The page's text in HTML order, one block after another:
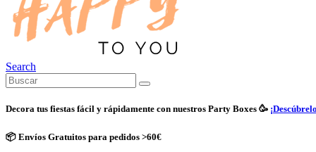
Search
Decora tus fiestas fácil y rápidamente con nuestros Party Boxes 🥳
📦 Envíos Gratuitos para pedidos >60€